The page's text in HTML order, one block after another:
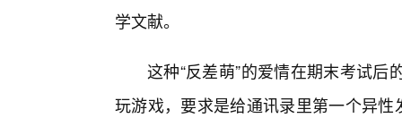
学文献。
这种“反差萌”的爱情在期末考试
玩游戏，要求是给通讯录里第一个异